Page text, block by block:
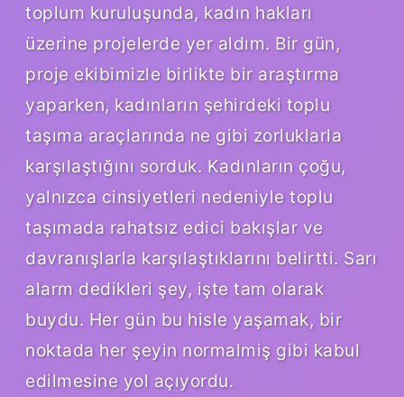
toplum kuruluşunda, kadın hakları
üzerine projelerde yer aldım. Bir gün,
proje ekibimizle birlikte bir araştırma
yaparken, kadınların şehirdeki toplu
taşıma araçlarında ne gibi zorluklarla
karşılaştığını sorduk. Kadınların çoğu,
yalnızca cinsiyetleri nedeniyle toplu
taşımada rahatsız edici bakışlar ve
davranışlarla karşılaştıklarını belirtti. Sarı
alarm dedikleri şey, işte tam olarak
buydu. Her gün bu hisle yaşamak, bir
noktada her şeyin normalmiş gibi kabul
edilmesine yol açıyordu.